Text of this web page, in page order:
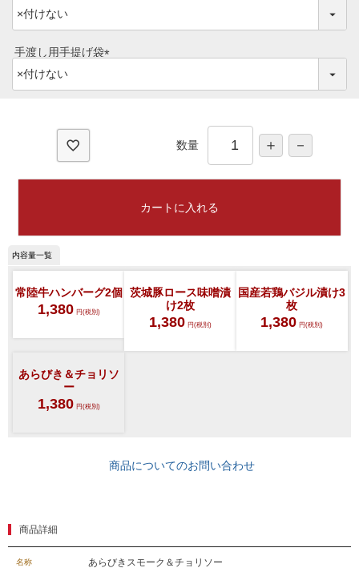
法人の方へ
よくある質問
焼き方レシピ
牛肉部位一覧
プレミアムギフト
ギフトカテゴリー一覧
必
須
手渡し用手提げ袋
必
数量
カートに入れる
常陸牛ハンバーグ2個
1,380 円(税別)
茨城豚ロース味噌漬
け2枚
1,380 円(税別)
国産若鶏バジル漬け3
枚
1,380 円(税別)
あらびき＆チョリソ
ー
1,380 円(税別)
商品についてのお問い合わせ
商品詳細
名称 あらびきスモーク＆チョリソー